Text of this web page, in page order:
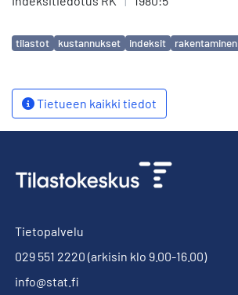
Avainsanat
tilastot kustannukset indeksit rakentaminen
Tietueen kaikki tiedot
Tietopalvelu
029 551 2220 (arkisin klo 9.00-16.00)
info@stat.fi